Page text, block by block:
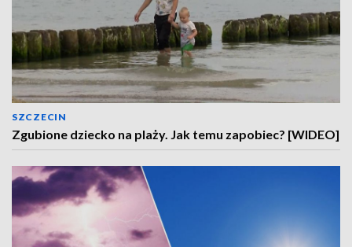
SZCZECIN
Zgubione dziecko na plaży. Jak temu zapobiec? [WIDEO]